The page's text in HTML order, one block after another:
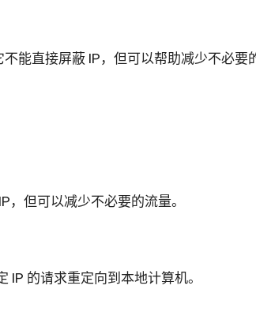
能直接屏蔽 IP，但可以帮助减少不必要
但可以减少不必要的流量。
的请求重定向到本地计算机。